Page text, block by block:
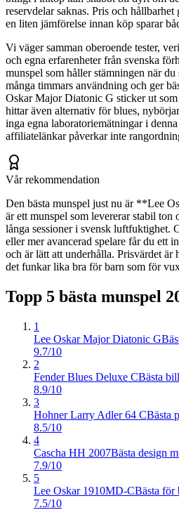
reservdelar saknas. Pris och
en liten jämförelse innan köp sparar
Vi väger samman oberoende tester,
och egna erfarenheter från svenska
munspel som håller stämningen när
många timmars användning och ger
Oskar Major Diatonic G sticker ut som
hittar även alternativ för blues,
inga egna laboratoriemätningar i
affiliatelänkar påverkar inte
Vår rekommendation
Den bästa munspel just nu är **Lee
är ett munspel som levererar stabil ton
långa sessioner i svensk luftfuktighet.
eller mer avancerad spelare får du ett
och är lätt att underhålla. Prisvärdet
det funkar lika bra för barn som för
Topp 5 bästa munspel
1
Lee Oskar Major Diatonic G
9.7/10
2
Fender Blues Deluxe CBästa
8.9/10
3
Hohner Larry Adler 64 CBästa
8.5/10
4
Cascha HH 2007Bästa design
7.9/10
5
Lee Oskar 1910MD-CBästa för
7.5/10